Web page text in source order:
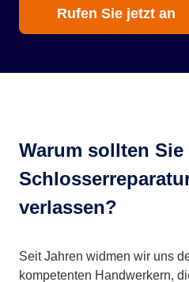
Rufen Sie jetzt an
Warum sollten
verlassen?
Seit Jahren widmen wir uns
kompetenten Handwerkern,